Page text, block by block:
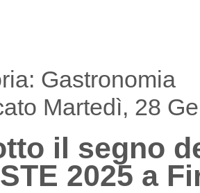
Gastronomia
Martedì, 28
il segno
2025 a